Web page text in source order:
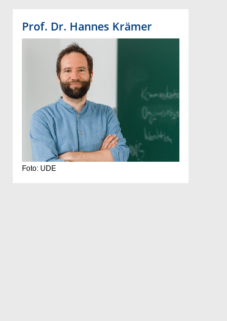
Prof. Dr. Hannes Krämer
Foto: UDE